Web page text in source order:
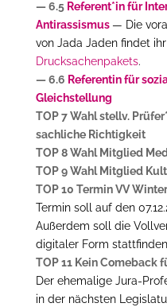
— 6.5 Referent*in für
Antirassismus — Die
von Jada Jaden findet
Drucksachenpakets.
— 6.6 Referentin für
Gleichstellung
TOP 7 Wahl stellv.
sachliche Richtigkeit
TOP 8 Wahl Mitglied
TOP 9 Wahl Mitglied
TOP 10 Termin VV
Termin soll auf den
Außerdem soll die
digitaler Form
TOP 11 Kein Comeback
Der ehemalige Jura-
in der nächsten